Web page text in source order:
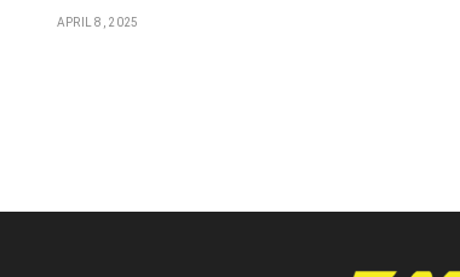
APRIL 8, 2025